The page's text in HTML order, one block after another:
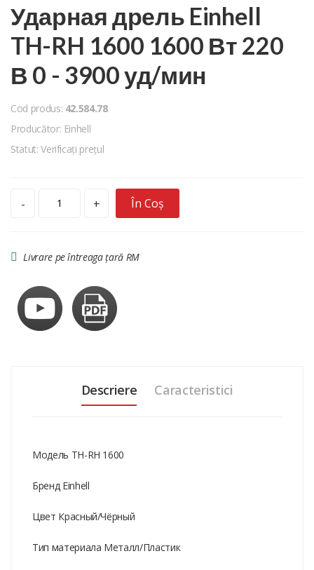
Ударная дрель Einhell
TH-RH 1600 1600 Вт 220
В 0 - 3900 уд/мин
Cod produs: 42.584.78
Producător: Einhell
Statut: Verificați prețul
- + În Coș
Livrare pe întreaga țară RM
Descriere Caracteristici
Модель TH-RH 1600
Бренд Einhell
Цвет Красный/Чёрный
Тип материала Металл/Пластик